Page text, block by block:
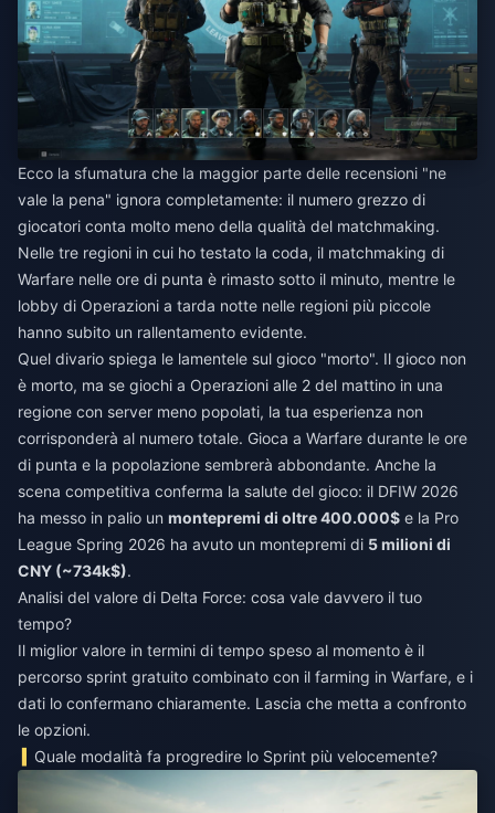
Ecco la sfumatura che la maggior parte delle recensioni "ne
vale la pena" ignora completamente: il numero grezzo di
giocatori conta molto meno della qualità del matchmaking.
Nelle tre regioni in cui ho testato la coda, il matchmaking di
Warfare nelle ore di punta è rimasto sotto il minuto, mentre le
lobby di Operazioni a tarda notte nelle regioni più piccole
hanno subito un rallentamento evidente.
Quel divario spiega le lamentele sul gioco "morto". Il gioco non
è morto, ma se giochi a Operazioni alle 2 del mattino in una
regione con server meno popolati, la tua esperienza non
corrisponderà al numero totale. Gioca a Warfare durante le ore
di punta e la popolazione sembrerà abbondante. Anche la
scena competitiva conferma la salute del gioco: il DFIW 2026
ha messo in palio un montepremi di oltre 400.000$ e la Pro
League Spring 2026 ha avuto un montepremi di 5 milioni di
CNY (~734k$).
Analisi del valore di Delta Force: cosa vale davvero il tuo
tempo?
Il miglior valore in termini di tempo speso al momento è il
percorso sprint gratuito combinato con il farming in Warfare, e i
dati lo confermano chiaramente. Lascia che metta a confronto
le opzioni.
Quale modalità fa progredire lo Sprint più velocemente?